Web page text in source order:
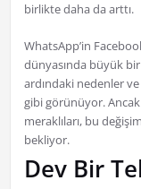
birlikte daha da arttı.
WhatsApp’in
dünyasında büyük
ardındaki nedenler
gibi görünüyor. Ancak
meraklıları, bu
bekliyor.
Dev Bir